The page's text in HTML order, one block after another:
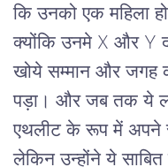
कि उनको एक महिला
क्योंकि उनमे X और Y
खोये सम्मान और जगह
पड़ा। और जब तक ये
एथलीट के रूप में अपने
लेकिन उन्होंने ये साबित